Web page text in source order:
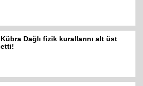
Kübra Dağlı fizik kurallarını alt üst
etti!